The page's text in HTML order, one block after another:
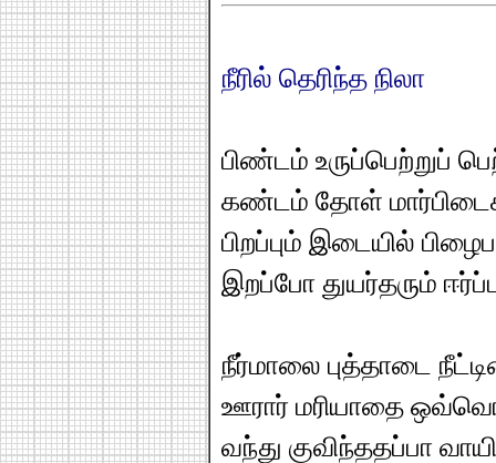
நீரில் தெரிந்த நிலா
பிண்டம் உருப்பெற்றுப்
கண்டம் தோள்
பிறப்பும் இடையில்
இறப்போ துயர்தரும்
நீர்மாலை புத்தாடை
ஊரார் மரியாதை
வந்து குவிந்ததப்பா